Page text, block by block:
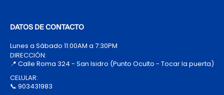
DATOS DE CONTACTO
Lunes a Sábado 11:00AM a 7:30PM
DIRECCIÓN:
📍 Calle Roma 324 - San Isidro (Punto Oculto - Tocar la puerta)
CELULAR:
📞 903431983